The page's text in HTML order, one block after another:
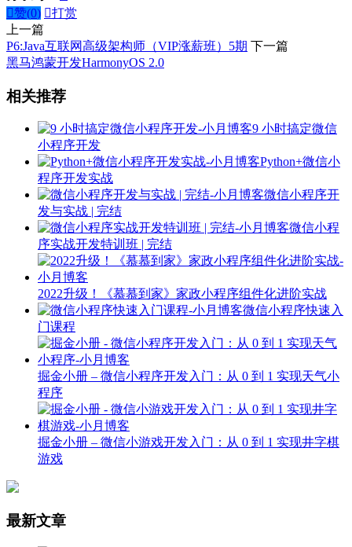
赞(0) 打赏
上一篇
P6:Java互联网高级架构师（VIP涨薪班）5期 下一篇
黑马鸿蒙开发HarmonyOS 2.0
相关推荐
9 小时搞定微信
小程序开发
Python+微信小
程序开发实战
微信小程序开
发与实战 | 完结
微信小程
序实战开发特训班 | 完结
2022升级！《慕慕到家》家政小程序组件化进阶实战
微信小程序快速入
门课程
掘金小册 – 微信小程序开发入门：从 0 到 1 实现天气小
程序
掘金小册 – 微信小游戏开发入门：从 0 到 1 实现井字棋
游戏
最新文章